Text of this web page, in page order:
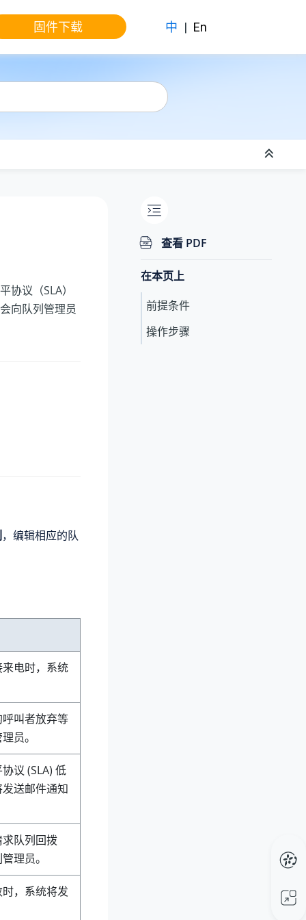
固件下载 中 | En
议（SLA）
向队列管理员
，编辑相应的队
电时，系统
叫者放弃等
员。
议 (SLA) 低
送邮件通知
队列回拨
理员。
，系统将发
查看 PDF
在本页上
前提条件
操作步骤